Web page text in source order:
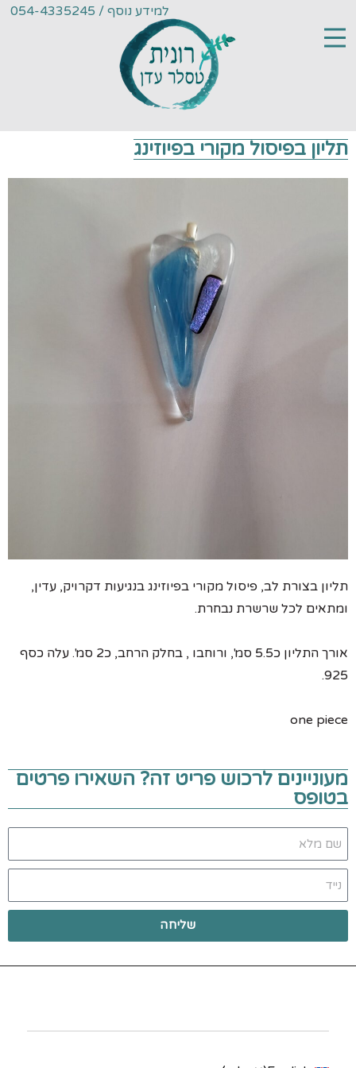
למידע נוסף / 054-4335245
תליון בפיסול מקורי בפיוזינג
תליון בצורת לב, פיסול מקורי בפיוזינג בנגיעות דקרויק, עדין,
ומתאים לכל שרשרת נבחרת.
אורך התליון כ5.5 סמ', ורוחבו , בחלק הרחב, כ2 סמ'. עלה כסף
925.
one piece
מעוניינים לרכוש פריט זה? השאירו פרטים
בטופס
שליחה